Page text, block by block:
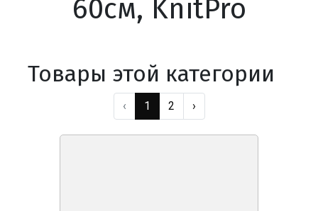
60см, KnitPro
Товары этой категории
‹ 1 2 ›